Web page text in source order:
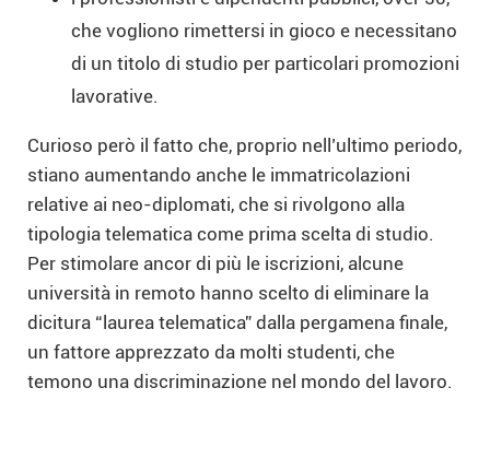
che vogliono rimettersi in gioco e necessitano
di un titolo di studio per particolari promozioni
lavorative.
Curioso però il fatto che, proprio nell’ultimo periodo,
stiano aumentando anche le immatricolazioni
relative ai neo-diplomati, che si rivolgono alla
tipologia telematica come prima scelta di studio.
Per stimolare ancor di più le iscrizioni, alcune
università in remoto hanno scelto di eliminare la
dicitura “laurea telematica” dalla pergamena finale,
un fattore apprezzato da molti studenti, che
temono una discriminazione nel mondo del lavoro.